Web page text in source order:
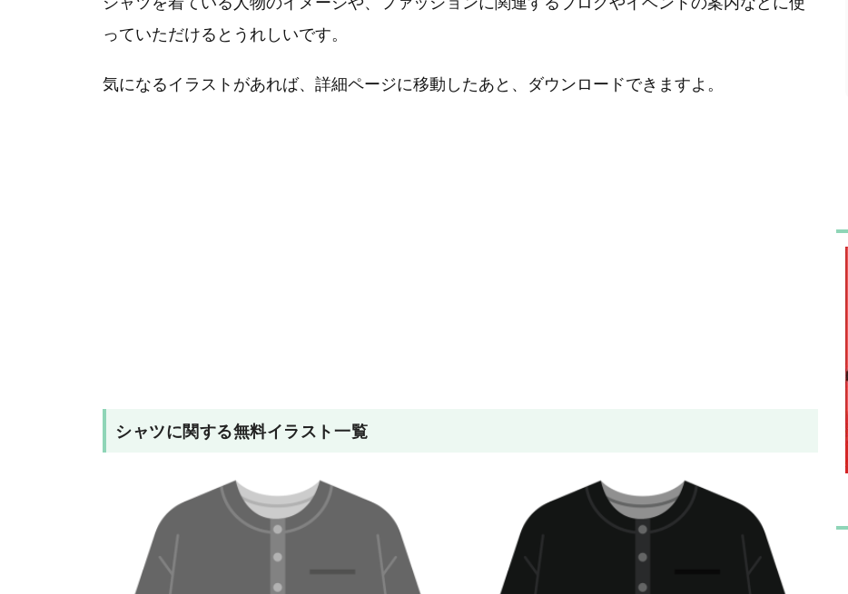
シャツを着ている人物のイメージや、ファッションに関連するブログやイベントの案内などに使
っていただけるとうれしいです。
気になるイラストがあれば、詳細ページに移動したあと、ダウンロードできますよ。
シャツに関する無料イラスト一覧